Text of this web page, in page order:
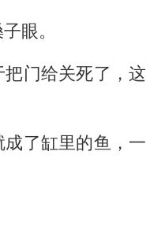
眼。
门给关死了，这
了缸里的鱼，一